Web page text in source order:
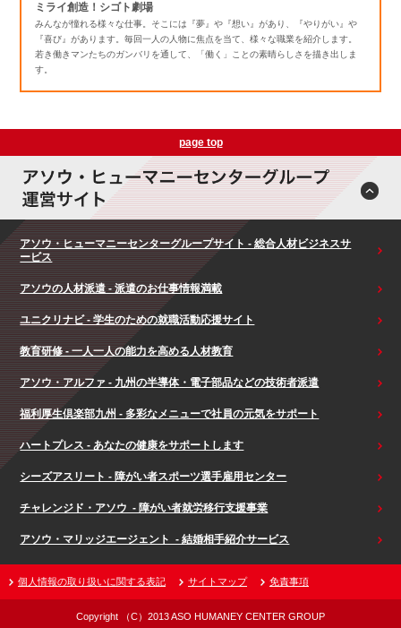
ミライ創造！シゴト劇場
みんなが憧れる様々な仕事。そこには『夢』や『想い』があり、『やりがい』や
『喜び』があります。毎回一人の人物に焦点を当て、様々な職業を紹介します。
若き働きマンたちのガンバリを通して、「働く」ことの素晴らしさを描き出しま
す。
page top
アソウ・ヒューマニーセンターグループサイト - 総合人材ビジネスサ
ービス
アソウの人材派遣 - 派遣のお仕事情報満載
ユニクリナビ - 学生のための就職活動応援サイト
教育研修 - 一人一人の能力を高める人材教育
アソウ・アルファ - 九州の半導体・電子部品などの技術者派遣
福利厚生倶楽部九州 - 多彩なメニューで社員の元気をサポート
ハートプレス - あなたの健康をサポートします
シーズアスリート - 障がい者スポーツ選手雇用センター
チャレンジド・アソウ - 障がい者就労移行支援事業
アソウ・マリッジエージェント - 結婚相手紹介サービス
個人情報の取り扱いに関する表記 サイトマップ 免責事項
Copyright （C）2013 ASO HUMANEY CENTER GROUP